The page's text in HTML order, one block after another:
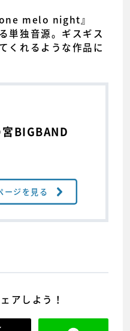
melo night』
単独音源。ギスギス
くれるような作品に
宮BIGBAND
ージを見る
アしよう！